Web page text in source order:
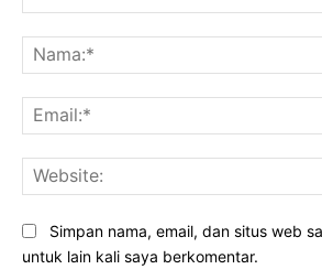
Simpan nama, email, dan situs web
untuk lain kali saya berkomentar.